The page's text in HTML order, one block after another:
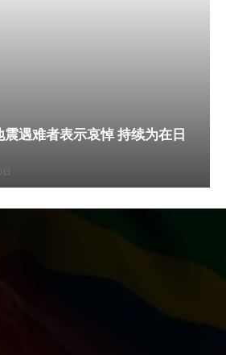
遇难者表示哀悼 持续为在日